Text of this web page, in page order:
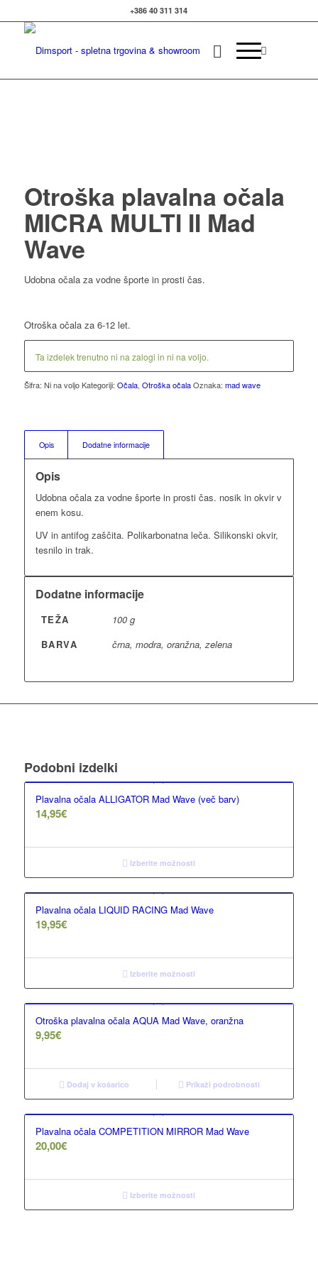
+386 40 311 314
Otroška plavalna očala
MICRA MULTI II Mad
Wave
Udobna očala za vodne športe in prosti čas.
Otroška očala za 6-12 let.
Ta izdelek trenutno ni na zalogi in ni na voljo.
Šifra: Ni na voljo Kategoriji: Očala, Otroška očala Oznaka: mad wave
Opis Dodatne informacije
Opis
Udobna očala za vodne športe in prosti čas. nosik in okvir v
enem kosu.
UV in antifog zaščita. Polikarbonatna leča. Silikonski okvir,
tesnilo in trak.
Dodatne informacije
TEŽA
100 g
BARVA
črna, modra, oranžna, zelena
Podobni izdelki
Plavalna očala ALLIGATOR Mad Wave (več barv)
14,95€
Izberite možnosti
Plavalna očala LIQUID RACING Mad Wave
19,95€
Izberite možnosti
Otroška plavalna očala AQUA Mad Wave, oranžna
9,95€
Dodaj v košarico Prikaži podrobnosti
Plavalna očala COMPETITION MIRROR Mad Wave
20,00€
Izberite možnosti
Izvedite več OK, sprejmi piškotke.